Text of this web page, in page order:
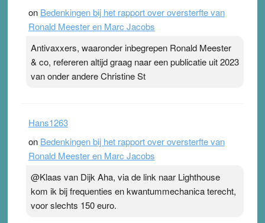
on Bedenkingen bij het rapport over oversterfte van
Ronald Meester en Marc Jacobs
Antivaxxers, waaronder inbegrepen Ronald Meester
& co, refereren altijd graag naar een publicatie uit 2023
van onder andere Christine St
Hans1263
on Bedenkingen bij het rapport over oversterfte van
Ronald Meester en Marc Jacobs
@Klaas van Dijk Aha, via de link naar Lighthouse
kom ik bij frequenties en kwantummechanica terecht,
voor slechts 150 euro.